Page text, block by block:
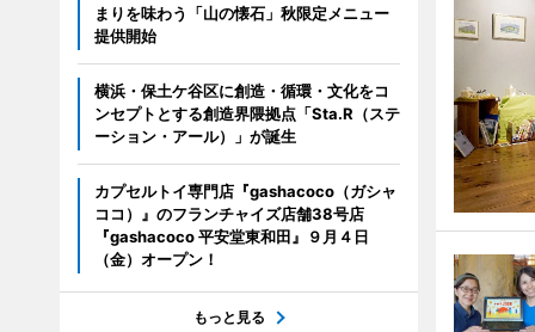
まりを味わう「山の懐石」秋限定メニュー
提供開始
横浜・保土ケ谷区に創造・循環・文化をコ
ンセプトとする創造界隈拠点「Sta.R（ステ
ーション・アール）」が誕生
カプセルトイ専門店『gashacoco（ガシャ
ココ）』のフランチャイズ店舗38号店
『gashacoco 平安堂東和田』９月４日
（金）オープン！
もっと見る